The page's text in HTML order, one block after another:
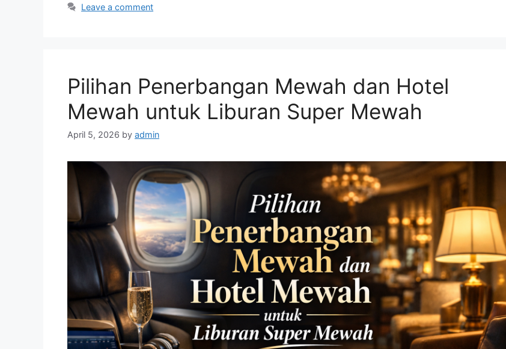
Leave a comment
Pilihan Penerbangan Mewah dan Hotel
Mewah untuk Liburan Super Mewah
April 5, 2026 by admin